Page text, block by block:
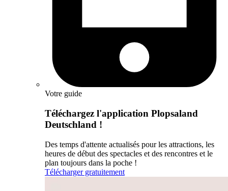
Votre guide
Téléchargez l'application Plopsaland
Deutschland !
Des temps d'attente actualisés pour les attractions, les
heures de début des spectacles et des rencontres et le
plan toujours dans la poche !
Télécharger gratuitement